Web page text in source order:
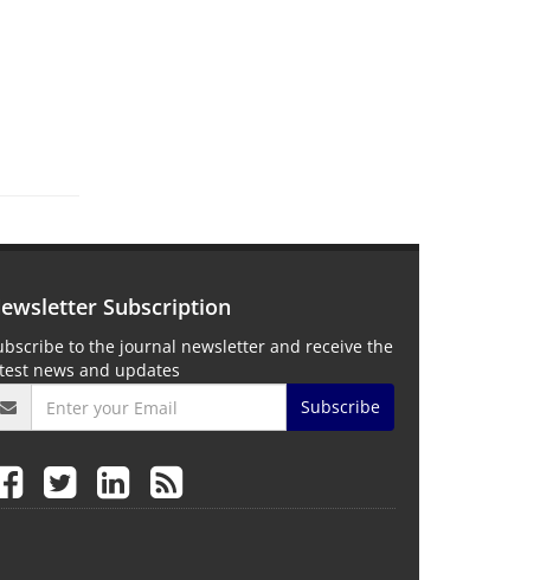
Subscription
to the journal newsletter and receive the
news and updates
Subscribe